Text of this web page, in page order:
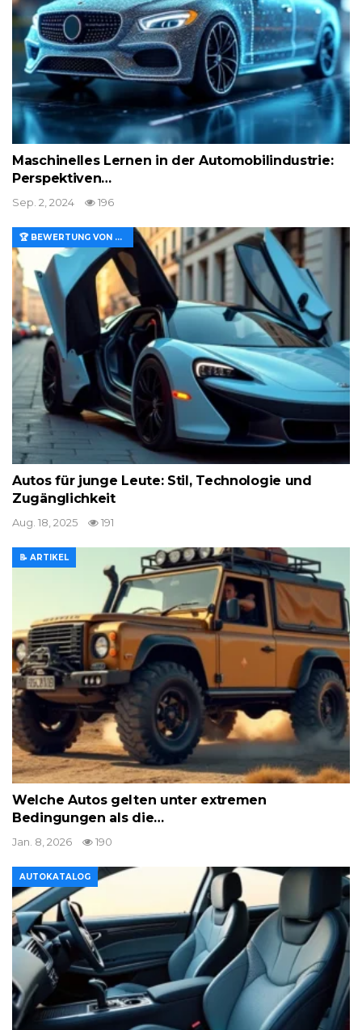
Maschinelles Lernen in der Automobilindustrie:
Perspektiven…
Sep. 2, 2024 196
🏆 BEWERTUNG VON MERKMALEN UND WERT
Autos für junge Leute: Stil, Technologie und
Zugänglichkeit
Aug. 18, 2025 191
📝 ARTIKEL
Welche Autos gelten unter extremen
Bedingungen als die…
Jan. 8, 2026 190
AUTOKATALOG